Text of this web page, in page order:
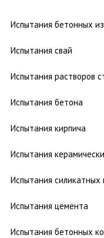
Испытания бетонных
Испытания свай
Испытания растворов
Испытания бетона
Испытания кирпича
Испытания
Испытания силикатных
Испытания цемента
Испытания бетонных